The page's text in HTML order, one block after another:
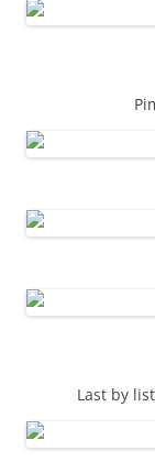
Last by